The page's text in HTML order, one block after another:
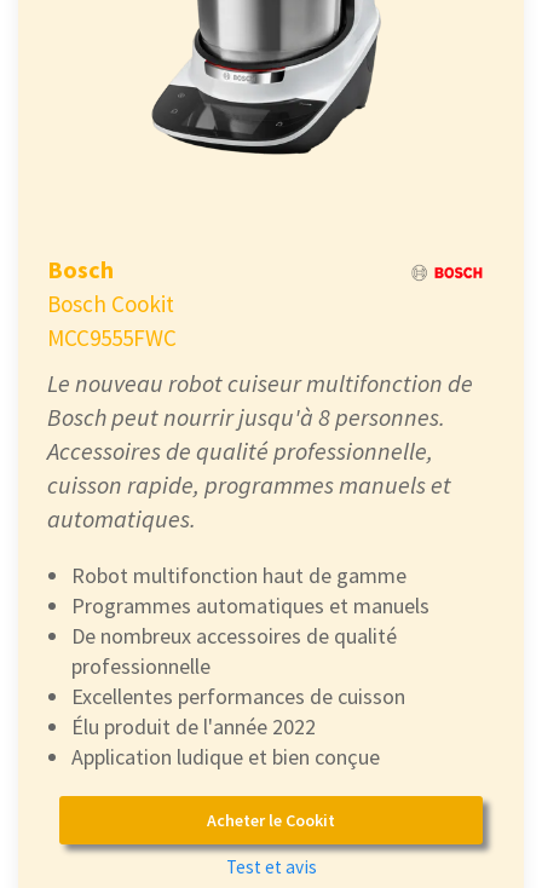
Bosch
Bosch Cookit
MCC9555FWC
Le nouveau robot cuiseur multifonction de
Bosch peut nourrir jusqu'à 8 personnes.
Accessoires de qualité professionnelle,
cuisson rapide, programmes manuels et
automatiques.
Robot multifonction haut de gamme
Programmes automatiques et manuels
De nombreux accessoires de qualité
professionnelle
Excellentes performances de cuisson
Élu produit de l'année 2022
Application ludique et bien conçue
Acheter le Cookit
Test et avis